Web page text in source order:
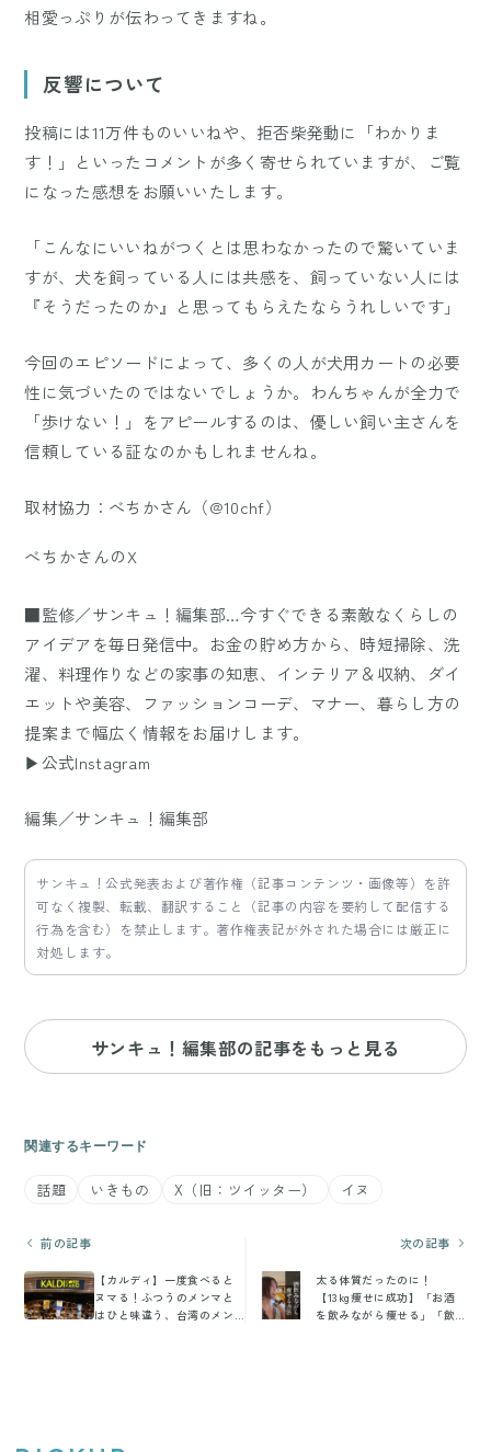
相愛っぷりが伝わってきますね。
反響について
投稿には11万件ものいいねや、拒否柴発動に「わかりま
す！」といったコメントが多く寄せられていますが、ご覧
になった感想をお願いいたします。
「こんなにいいねがつくとは思わなかったので驚いていま
すが、犬を飼っている人には共感を、飼っていない人には
『そうだったのか』と思ってもらえたならうれしいです」
今回のエピソードによって、多くの人が犬用カートの必要
性に気づいたのではないでしょうか。わんちゃんが全力で
「歩けない！」をアピールするのは、優しい飼い主さんを
信頼している証なのかもしれませんね。
取材協力：べちかさん（@10chf）
べちかさんのX
■監修／サンキュ！編集部…今すぐできる素敵なくらしの
アイデアを毎日発信中。お金の貯め方から、時短掃除、洗
濯、料理作りなどの家事の知恵、インテリア＆収納、ダイ
エットや美容、ファッションコーデ、マナー、暮らし方の
提案まで幅広く情報をお届けします。
▶公式Instagram
編集／サンキュ！編集部
サンキュ！公式発表および著作権（記事コンテンツ・画像等）を許
可なく複製、転載、翻訳すること（記事の内容を要約して配信する
行為を含む）を禁止します。著作権表記が外された場合には厳正に
対処します。
サンキュ！編集部の記事をもっと見る
関連するキーワード
話題 いきもの X（旧：ツイッター） イヌ
前の記事
【カルディ】一度食べると
ヌマる！ふつうのメンマと
はひと味違う、台湾のメン
次の記事
太る体質だったのに！
【13kg痩せに成功】「お酒
を飲みながら痩せる」「飲